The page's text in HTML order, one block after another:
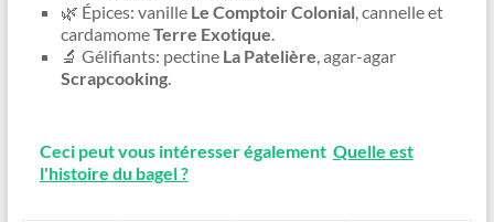
🌿 Épices: vanille Le Comptoir Colonial, cannelle et
cardamomeTerre Exotique.
🔬 Gélifiants: pectine La Patelière, agar-agar
Scrapcooking.
Ceci peut vous intéresser également Quelle est
l'histoire du bagel ?